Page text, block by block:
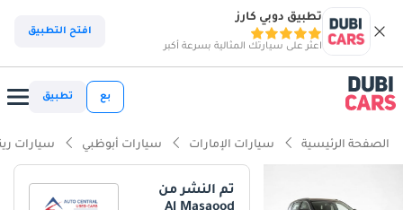
تطبيق دوبي كارز
اعثر على سيارتك المثالية بسرعة أكبر
افتح التطبيق
بع تطبيق
الصفحة الرئيسية سيارات الإمارات سيارات أبوظبي سيارات
تم النشر من
ذكاء دوبي كارز
ذكاء دوبيكارز